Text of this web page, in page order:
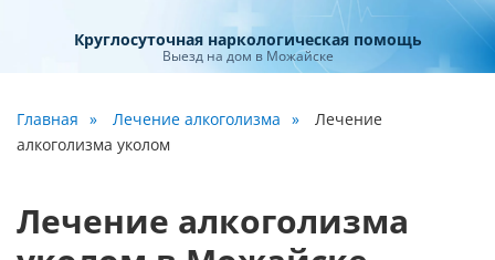
Круглосуточная наркологическая помощь
Выезд на дом в Можайске
Главная Лечение алкоголизма
Лечение
алкоголизма уколом
Лечение алкоголизма